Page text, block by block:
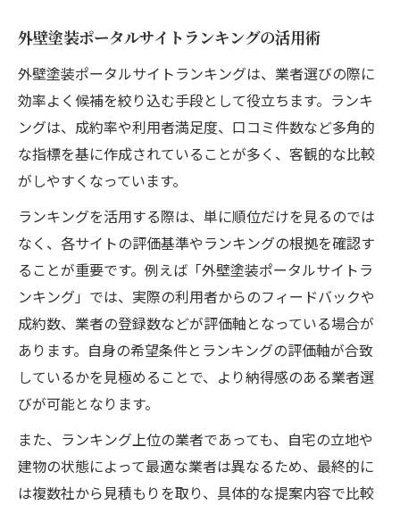
外壁塗装ポータルサイトランキングの活用術
外壁塗装ポータルサイトランキングは、業者選びの際に
効率よく候補を絞り込む手段として役立ちます。ランキ
ングは、成約率や利用者満足度、口コミ件数など多角的
な指標を基に作成されていることが多く、客観的な比較
がしやすくなっています。
ランキングを活用する際は、単に順位だけを見るのでは
なく、各サイトの評価基準やランキングの根拠を確認す
ることが重要です。例えば「外壁塗装ポータルサイトラ
ンキング」では、実際の利用者からのフィードバックや
成約数、業者の登録数などが評価軸となっている場合が
あります。自身の希望条件とランキングの評価軸が合致
しているかを見極めることで、より納得感のある業者選
びが可能となります。
また、ランキング上位の業者であっても、自宅の立地や
建物の状態によって最適な業者は異なるため、最終的に
は複数社から見積もりを取り、具体的な提案内容で比較